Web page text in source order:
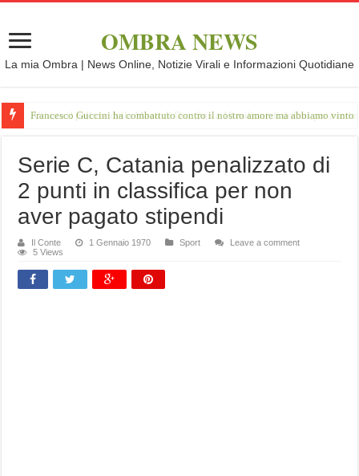
OMBRA NEWS
La mia Ombra | News Online, Notizie Virali e Informazioni Quotidiane
Francesco Guccini ha combattuto contro il nostro amore ma abbiamo vinto
Serie C, Catania penalizzato di
2 punti in classifica per non
aver pagato stipendi
Il Conte 1 Gennaio 1970 Sport
Leave a comment
5 Views